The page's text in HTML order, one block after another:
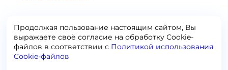
Продолжая пользование настоящим сайтом, Вы
выражаете своё согласие на обработку Сookie-
файлов в соответствии с Политикой использования
Cookie-файлов